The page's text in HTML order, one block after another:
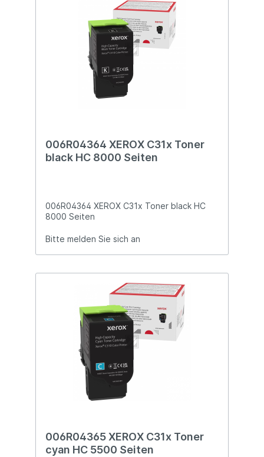
006R04364 XEROX C31x Toner
black HC 8000 Seiten
006R04364 XEROX C31x Toner black HC
8000 Seiten
Bitte melden Sie sich an
006R04365 XEROX C31x Toner
cyan HC 5500 Seiten